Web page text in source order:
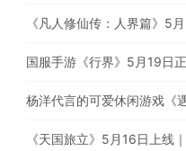
《凡人修仙传：人界篇》5
国服手游《行界》5月19日
杨洋代言的可爱休闲游戏《
《天国旅立》5月16日上线